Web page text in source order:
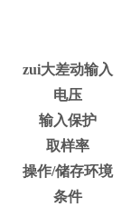
zui大差动输入
电压
输入保护
取样率
操作/储存环境
条件